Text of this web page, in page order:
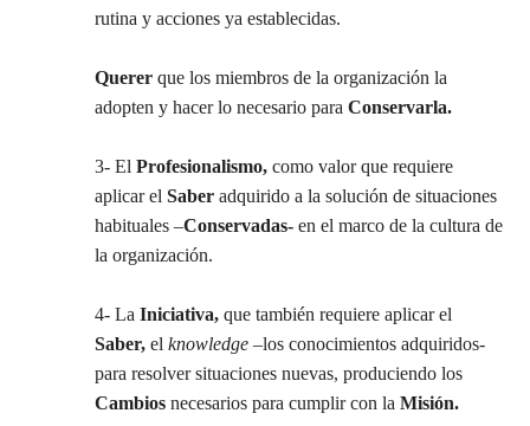
rutina y acciones ya establecidas.
Querer que los miembros de la organización la
adopten y hacer lo necesario para Conservarla.
3- El Profesionalismo, como valor que requiere
aplicar el Saber adquirido a la solución de situaciones
habituales –Conservadas- en el marco de la cultura de
la organización.
4- La Iniciativa, que también requiere aplicar el
Saber, el knowledge –los conocimientos adquiridos-
para resolver situaciones nuevas, produciendo los
Cambios necesarios para cumplir con la Misión.